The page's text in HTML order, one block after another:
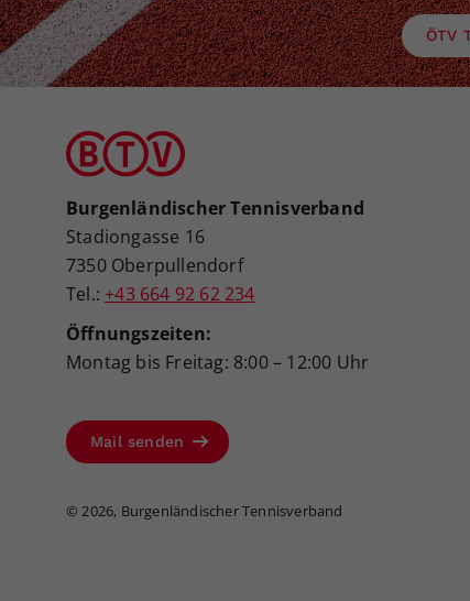
ÖTV
Burgenländischer Tennisverband
Stadiongasse 16
7350 Oberpullendorf
Tel.: +43 664 92 62 234
Öffnungszeiten:
Montag bis Freitag: 8:00 – 12:00 Uhr
Mail senden
©2026, Burgenländischer Tennisverband